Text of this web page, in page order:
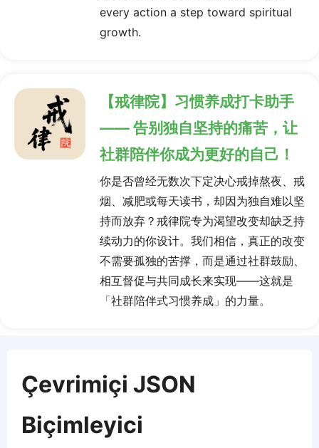
every action a step toward spiritual
growth.
【戒律院】习惯养成打卡助手
—— 告别独自坚持的痛苦，让
社群陪伴你成为更好的自己！
你是否曾经无数次下定决心戒掉熬夜、戒
烟、减肥或每天读书，却因为独自难以坚
持而放弃？戒律院专为渴望改变却缺乏持
续动力的你设计。我们相信，真正的改变
不需要孤独的苦撑，而是通过社群鼓励、
相互督促与共同成长来实现——这就是
「社群陪伴式习惯养成」的力量。
Çevrimiçi JSON
Biçimleyici